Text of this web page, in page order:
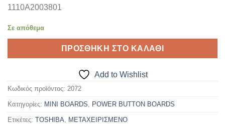
1110A2003801
Σε απόθεμα
ΠΡΟΣΘΉΚΗ ΣΤΟ ΚΑΛΆΘΙ
Add to Wishlist
Κωδικός προϊόντος: 2072
Κατηγορίες: MINI BOARDS, POWER BUTTON BOARDS
Ετικέτες: TOSHIBA, ΜΕΤΑΧΕΙΡΙΣΜΕΝΟ